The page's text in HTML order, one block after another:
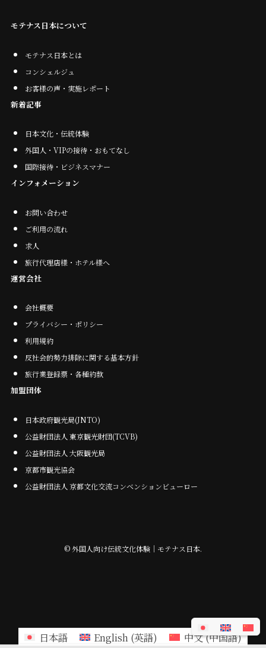
モテナス日本について
モテナス日本とは
コンシェルジュ
お客様の声・実施レポート
新着記事
日本文化・伝統体験
外国人・VIPの接待・おもてなし
国際接待・ビジネスマナー
インフォメーション
お問い合わせ
ご利用の流れ
求人
旅行代理店様・ホテル様へ
運営会社
会社概要
プライバシー・ポリシー
利用規約
反社会的勢力排除に関する基本方針
旅行業登録票・各種約款
加盟団体
日本政府観光局(JNTO)
公益財団法人 東京観光財団(TCVB)
公益財団法人 大阪観光局
京都市観光協会
公益財団法人 京都文化交流コンベンションビューロー
©外国人向け伝統文化体験｜モテナス日本.
日本語 English (英語) 中文(中国語)